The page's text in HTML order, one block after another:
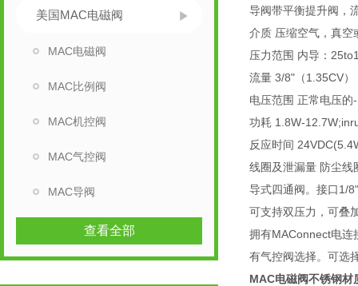
美国MAC电磁阀
MAC电磁阀
MAC比例阀
MAC机控阀
MAC气控阀
MAC导阀
查看全部
导阀带平衡提升阀，
介质 压缩空气，真空
压力范围 内导：
流量 3/8"（1.35CV
电压范围 正常电压的
功耗 1.8W-
反应时间
线圈及泄漏量 防尘线
导式四通阀。接口1/
可支持双压力，可叠
拥有MAConnect电连
有气控阀选择。可选
MAC电磁阀不锈钢材